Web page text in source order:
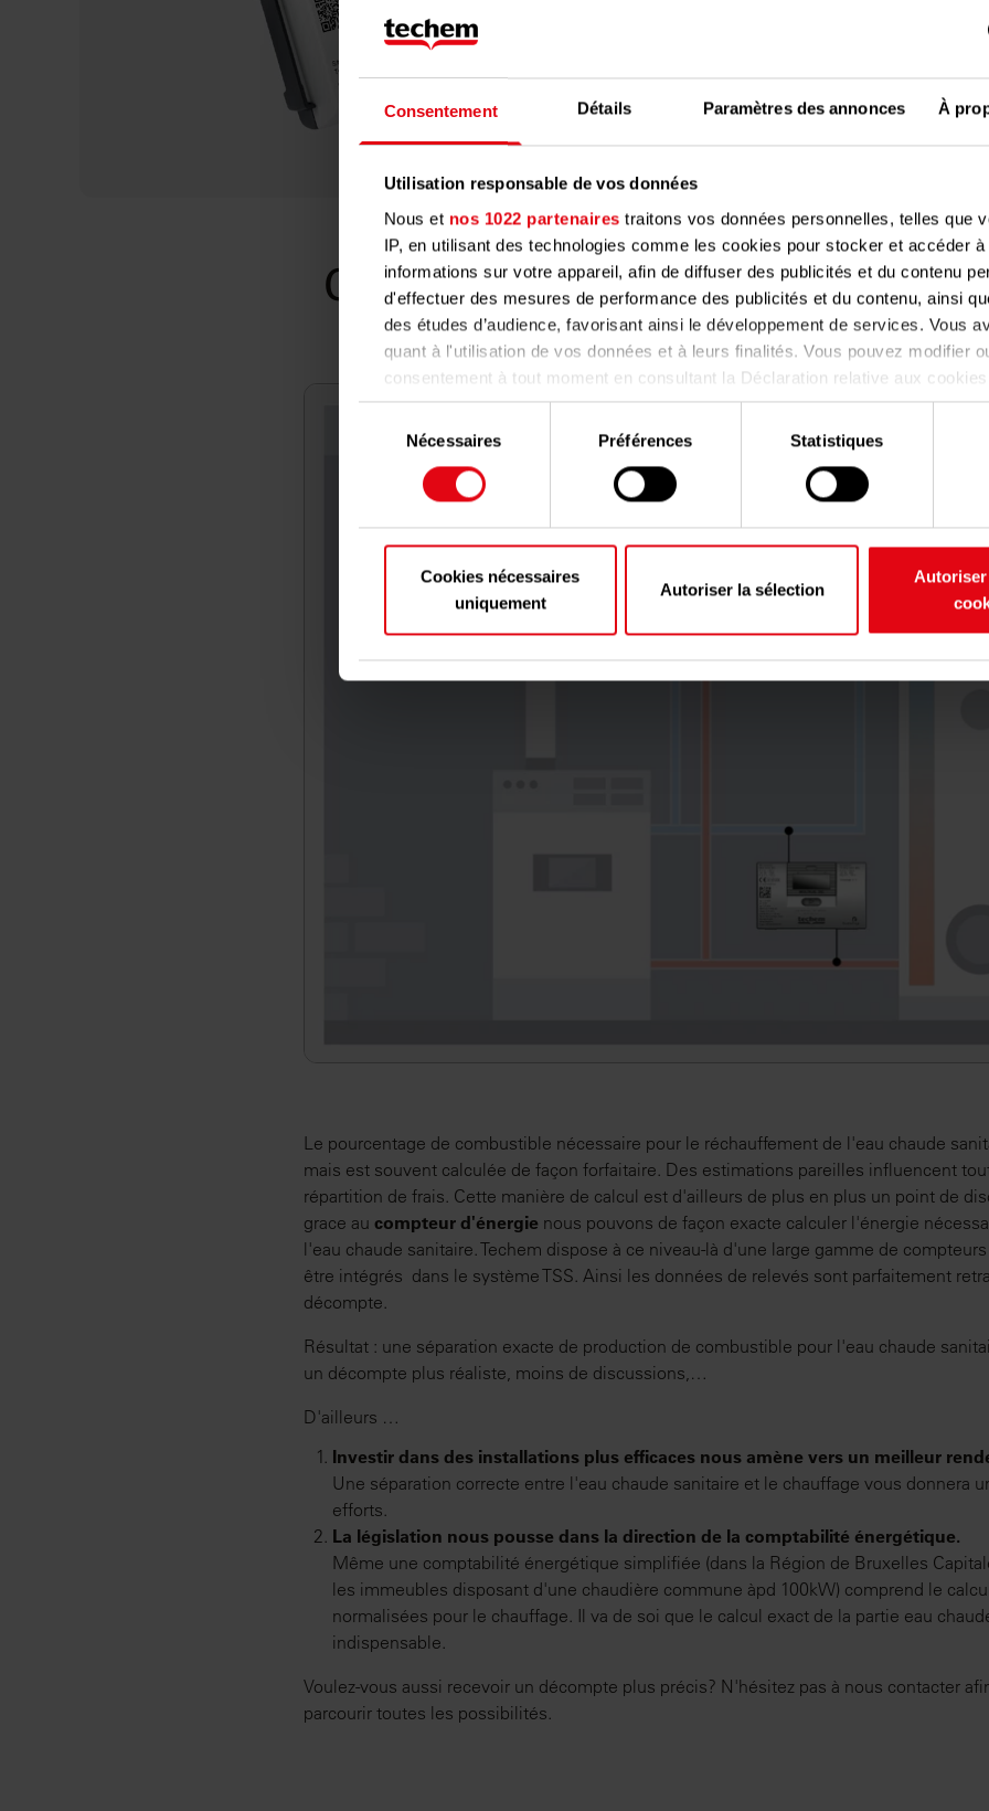
Consentement Détails Paramètres des annonces À
Utilisation responsable de vos données
Nous et nos 1022 partenaires traitons vos données personnelles, telles que
IP, en utilisant des technologies comme les cookies pour stocker et accéder à
informations sur votre appareil, afin de diffuser des publicités et du contenu
d'effectuer des mesures de performance des publicités et du contenu, ainsi
des études d’audience, favorisant ainsi le développement de services. Vous
quant à l'utilisation de vos données et à leurs finalités. Vous pouvez modifier
consentement à tout moment en consultant la Déclaration relative aux
sur l'icône de confidentialité.
Collecter des informations sur votre localisation géographique qui
Identifier votre appareil en l'analysant activement pour en relever les
spécifiques (empreintes digitales).
Pour en savoir plus sur le traitement de vos données personnelles et définir
consentement
Nécessaires Préférences Statistiques
Cookies nécessaires
uniquement
Autoriser la sélection
que les erreurs et les
La calculatrice détecte
Très faible consommation
Lecture à distance
Configuration aisée sur
En savoir plus
Calcul de réchauffement de
Le pourcentage de combustible nécessaire pour le réchauffement de l'eau chaude
mais est souvent calculée de façon forfaitaire. Des estimations pareilles influencent
répartition de frais. Cette manière de calcul est d'ailleurs de plus en plus un point de
grace au compteur d'énergie nous pouvons de façon exacte calculer l'énergie
l'eau chaude sanitaire. Techem dispose à ce niveau-là d'une large gamme de
être intégrés dans le système TSS. Ainsi les données de relevés sont parfaitement
décompte.
Résultat : une séparation exacte de production de combustible pour l'eau chaude
un décompte plus réaliste, moins de discussions,…
D'ailleurs …
Investir dans des installations plus efficaces nous amène vers un meilleur
Une séparation correcte entre l'eau chaude sanitaire et le chauffage vous donnera
efforts.
La législation nous pousse dans la direction de la comptabilité énergétique.
Même une comptabilité énergétique simplifiée (dans la Région de Bruxelles
les immeubles disposant d'une chaudière commune àpd 100kW) comprend le
normalisées pour le chauffage. Il va de soi que le calcul exact de la partie eau
indispensable.
Voulez-vous aussi recevoir un décompte plus précis? N'hésitez pas à nous contacter
parcourir toutes les possibilités.